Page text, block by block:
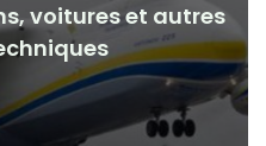
voitures et autres
avant et après le début
détails